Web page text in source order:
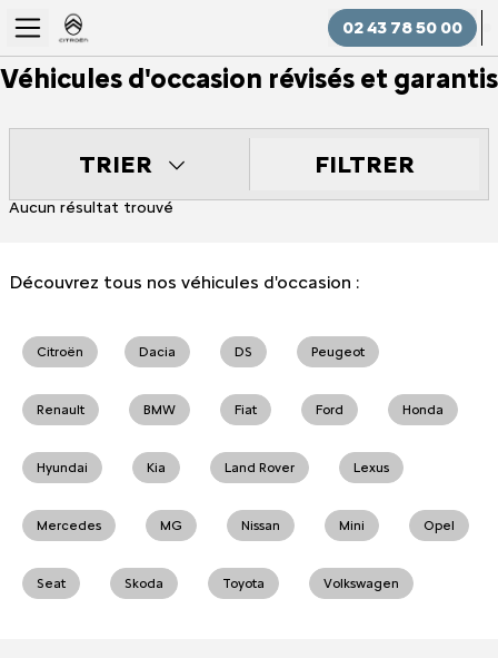
02 43 78 50 00
Véhicules d'occasion révisés et garantis
TRIER FILTRER
Aucun résultat trouvé
Découvrez tous nos véhicules d'occasion :
Citroën Dacia DS Peugeot
Renault BMW Fiat Ford Honda
Hyundai Kia Land Rover Lexus
Mercedes MG Nissan Mini Opel
Seat Skoda Toyota Volkswagen